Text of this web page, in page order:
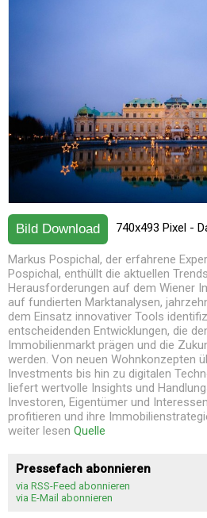
Bild Download 740x493 Pixel -
Markus Pospichal, der erfahrene
Pospichal, enthüllt die aktuellen
Herausforderungen auf dem Wiener
auf fundierten Marktanalysen,
dem Einsatz innovativer Tools
entscheidenden Entwicklungen, die
Immobilienmarkt prägen und die
werden. Von neuen Wohnkonzepten
Investments bis hin zu digitalen
liefert wertvolle Insights und
Investoren, Eigentümer und
profitieren und ihre
weiter lesen Quelle
Pressefach abonnieren
via RSS-Feed abonnieren
via E-Mail abonnieren